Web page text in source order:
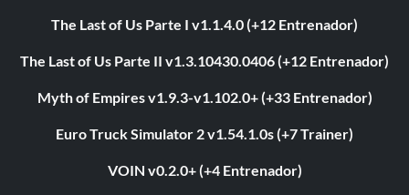
The Last of Us Parte I v1.1.4.0 (+12 Entrenador)
The Last of Us Parte II v1.3.10430.0406 (+12 Entrenador)
Myth of Empires v1.9.3-v1.102.0+ (+33 Entrenador)
Euro Truck Simulator 2 v1.54.1.0s (+7 Trainer)
VOIN v0.2.0+ (+4 Entrenador)